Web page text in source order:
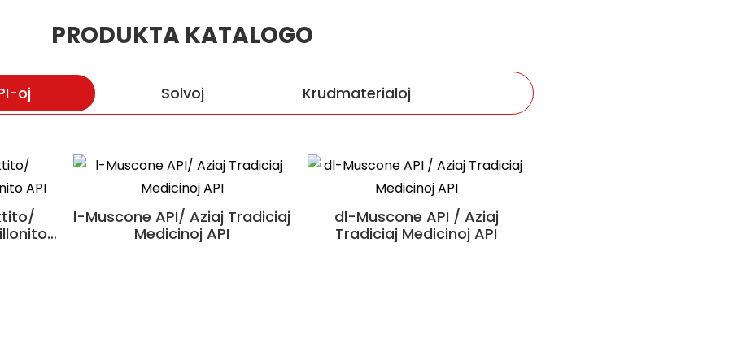
PRODUKTA KATALOGO
oj Solvoj Krudmaterialoj
l-Muscone API/ Aziaj Tradiciaj
Medicinoj API
dl-Muscone API / Aziaj
Tradiciaj Medicinoj API
Shexiangxintongning Pian
Suhexiang Wan
Antarkta Krila Oleo / Nutraj
Nutraĵaj Krudmaterialoj